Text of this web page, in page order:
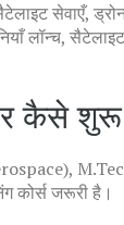
सेवाएँ,
लॉन्च,
कैसे
कोर्स जरूरी है।